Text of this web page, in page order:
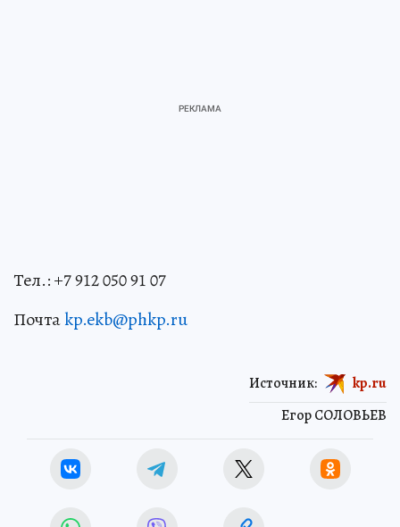
Тел.: +7 912 050 91 07
Почтаkp.ekb@phkp.ru
Егор СОЛОВЬЕВ
Источник: kp.ru